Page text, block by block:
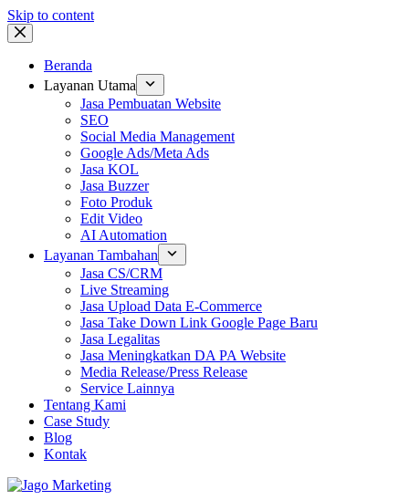
Skip to content
Beranda
Layanan Utama
Jasa Pembuatan Website
SEO
Social Media Management
Google Ads/Meta Ads
Jasa KOL
Jasa Buzzer
Foto Produk
Edit Video
AI Automation
Layanan Tambahan
Jasa CS/CRM
Live Streaming
Jasa Upload Data E-Commerce
Jasa Take Down Link Google Page Baru
Jasa Legalitas
Jasa Meningkatkan DA PA Website
Media Release/Press Release
Service Lainnya
Tentang Kami
Case Study
Blog
Kontak